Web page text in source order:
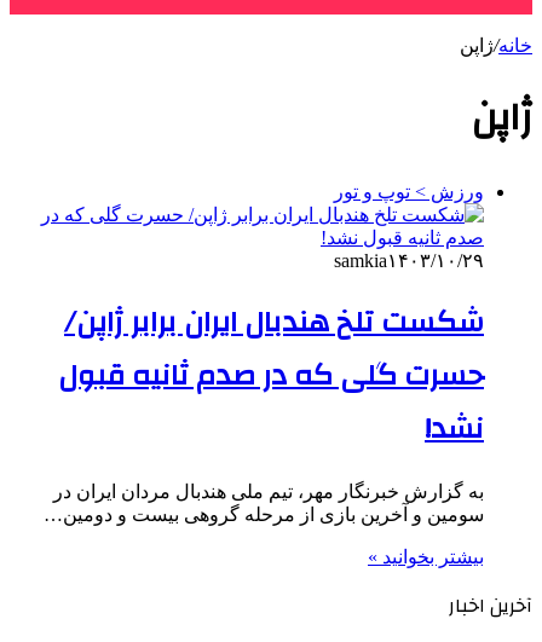
خانه/ژاپن
ژاپن
ورزش > توپ و تور
samkia۱۴۰۳/۱۰/۲۹
شکست تلخ هندبال ایران برابر ژاپن/
حسرت گلی که در صدم ثانیه قبول
نشد!
به گزارش خبرنگار مهر، تیم ملی هندبال مردان ایران در
سومین و آخرین بازی از مرحله گروهی بیست و دومین…
بیشتر بخوانید »
آخرین اخبار